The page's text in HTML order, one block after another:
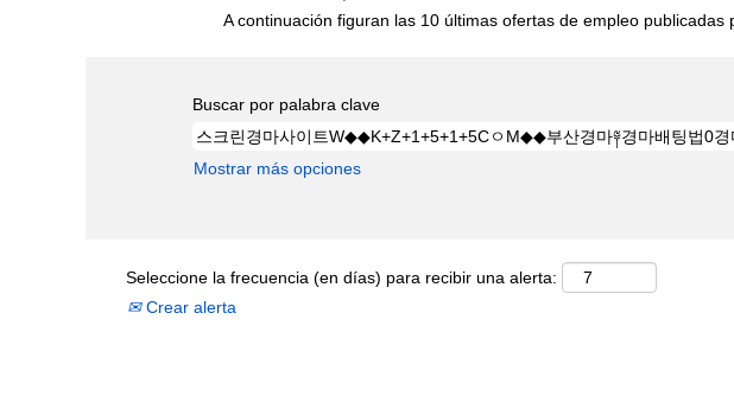
A continuación figuran las 10 últimas ofertas de empleo publicadas
Buscar por palabra clave
Mostrar más opciones
Seleccione la frecuencia (en días) para recibir una alerta:
Crear alerta